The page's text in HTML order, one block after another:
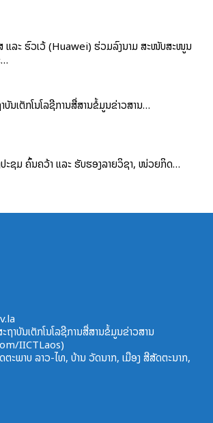
ແລະ ຮົວເວ້ (Huawei) ຮ່ວມລົງນາມ ສະໜັບສະໜູນ
ບັນເຕັກໂນໂລຊີການສື່ສານຂໍ້ມູນຂ່າວສານ…
ະຊຸມ ຄົ້ນຄວ້າ ແລະ ຮັບຮອງລາຍວິຊາ, ໜ່ວຍກິດ…
າບັນເຕັກໂນໂລຊີການສື່ສານຂໍ້ມູນຂ່າວສານ
IICTLaos)
ະພາບ​ ລາວ​-ໄທ, ບ້ານ ວັດ​ນາກ, ​ເມືອງ ສີ​ສັດຕະ​ນາກ,